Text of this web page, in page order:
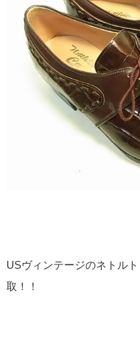
USヴィンテージのネトル
取！！